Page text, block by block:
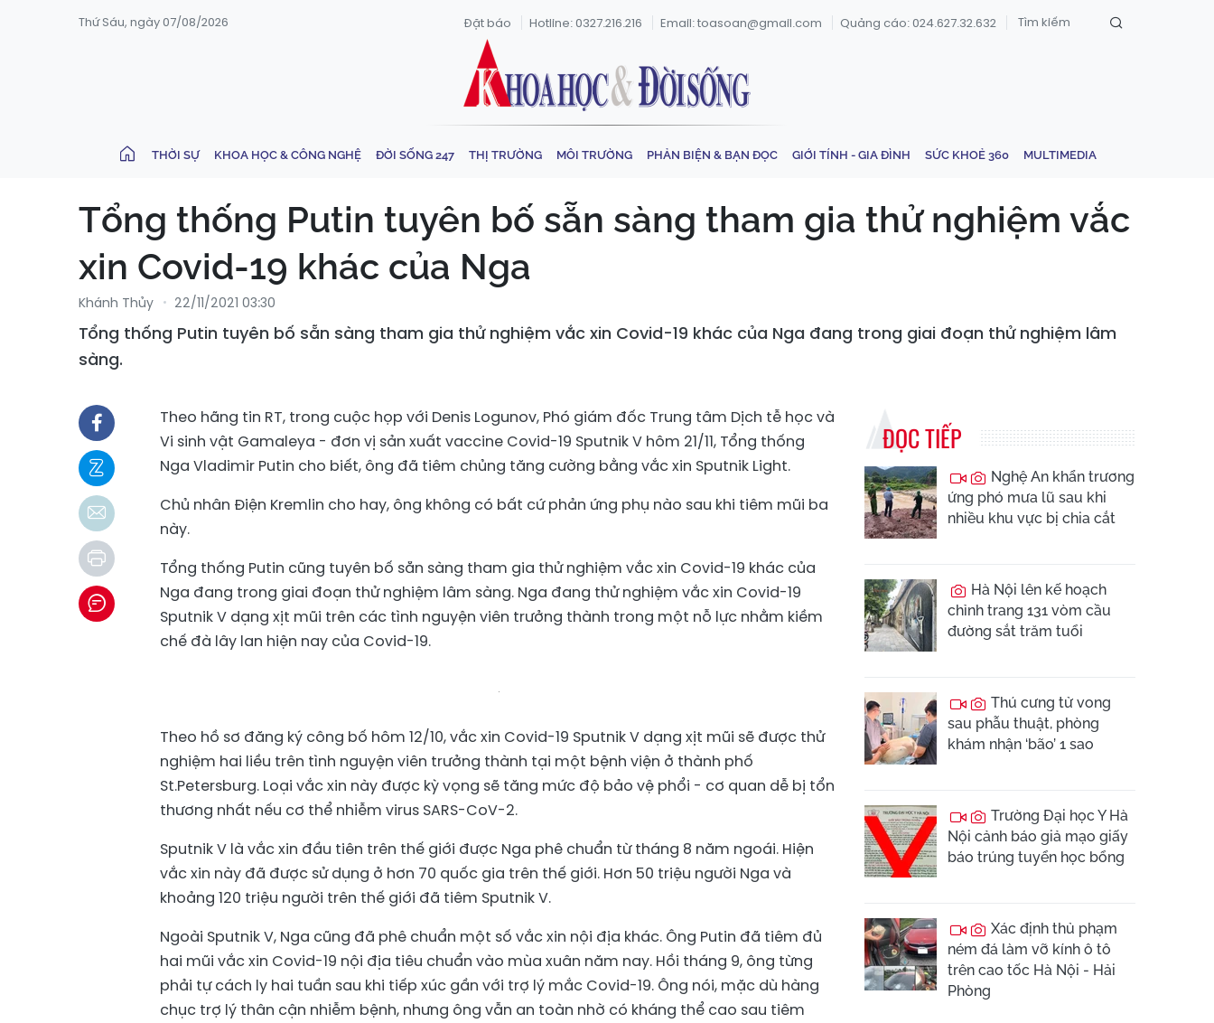
Thứ Sáu, ngày 07/08/2026 Đặt báo Hotline: 0327.216.216 Email: toasoan@gmail.com Quảng cáo: 024.627.32.632
THỜI SỰ KHOA HỌC & CÔNG NGHỆ ĐỜI SỐNG 247 THỊ TRƯỜNG MÔI TRƯỜNG PHẢN BIỆN & BẠN ĐỌC GIỚI TÍNH - GIA ĐÌNH SỨC KHOẺ 360 MULTIMEDIA
Tổng thống Putin tuyên bố sẵn sàng tham gia thử nghiệm vắc
xin Covid-19 khác của Nga
Khánh Thủy 22/11/2021 03:30
Tổng thống Putin tuyên bố sẵn sàng tham gia thử nghiệm vắc xin Covid-19 khác của Nga đang trong giai đoạn thử nghiệm lâm
sàng.
Theo hãng tin RT, trong cuộc họp với Denis Logunov, Phó giám đốc Trung tâm Dịch tễ học và
Vi sinh vật Gamaleya - đơn vị sản xuất vaccine Covid-19 Sputnik V hôm 21/11, Tổng thống
Nga Vladimir Putin cho biết, ông đã tiêm chủng tăng cường bằng vắc xin Sputnik Light.
Chủ nhân Điện Kremlin cho hay, ông không có bất cứ phản ứng phụ nào sau khi tiêm mũi ba
này.
Tổng thống Putin cũng tuyên bố sẵn sàng tham gia thử nghiệm vắc xin Covid-19 khác của
Nga đang trong giai đoạn thử nghiệm lâm sàng. Nga đang thử nghiệm vắc xin Covid-19
Sputnik V dạng xịt mũi trên các tình nguyện viên trưởng thành trong một nỗ lực nhằm kiềm
chế đà lây lan hiện nay của Covid-19.
Theo hồ sơ đăng ký công bố hôm 12/10, vắc xin Covid-19 Sputnik V dạng xịt mũi sẽ được thử
nghiệm hai liều trên tình nguyện viên trưởng thành tại một bệnh viện ở thành phố
St.Petersburg. Loại vắc xin này được kỳ vọng sẽ tăng mức độ bảo vệ phổi - cơ quan dễ bị tổn
thương nhất nếu cơ thể nhiễm virus SARS-CoV-2.
Sputnik V là vắc xin đầu tiên trên thế giới được Nga phê chuẩn từ tháng 8 năm ngoái. Hiện
vắc xin này đã được sử dụng ở hơn 70 quốc gia trên thế giới. Hơn 50 triệu người Nga và
khoảng 120 triệu người trên thế giới đã tiêm Sputnik V.
Ngoài Sputnik V, Nga cũng đã phê chuẩn một số vắc xin nội địa khác. Ông Putin đã tiêm đủ
hai mũi vắc xin Covid-19 nội địa tiêu chuẩn vào mùa xuân năm nay. Hồi tháng 9, ông từng
phải tự cách ly hai tuần sau khi tiếp xúc gần với trợ lý mắc Covid-19. Ông nói, mặc dù hàng
chục trợ lý thân cận nhiễm bệnh, nhưng ông vẫn an toàn nhờ có kháng thể cao sau tiêm
ĐỌC TIẾP
Nghệ An khẩn trương
ứng phó mưa lũ sau khi
nhiều khu vực bị chia cắt
Hà Nội lên kế hoạch
chỉnh trang 131 vòm cầu
đường sắt trăm tuổi
Thú cưng tử vong
sau phẫu thuật, phòng
khám nhận ‘bão’ 1 sao
Trường Đại học Y Hà
Nội cảnh báo giả mạo giấy
báo trúng tuyển học bổng
Xác định thủ phạm
ném đá làm vỡ kính ô tô
trên cao tốc Hà Nội - Hải
Phòng